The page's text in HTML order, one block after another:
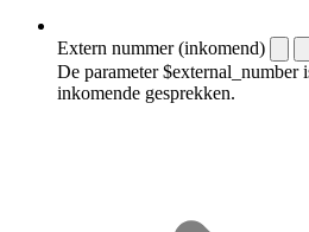
Extern nummer (inkomend)
De parameter $external_number
inkomende gesprekken.